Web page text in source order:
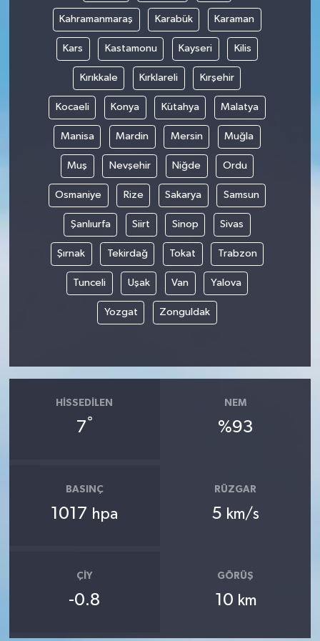
Kahramanmaraş Karabük Karaman
Kars Kastamonu Kayseri Kilis
Kırıkkale Kırklareli Kırşehir
Kocaeli Konya Kütahya Malatya
Manisa Mardin Mersin Muğla
Muş Nevşehir Niğde Ordu
Osmaniye Rize Sakarya Samsun
Şanlıurfa Siirt Sinop Sivas
Şırnak Tekirdağ Tokat Trabzon
Tunceli Uşak Van Yalova
Yozgat Zonguldak
HISSEDILEN
7°
NEM
%93
BASINÇ
1017 hpa
RÜZGAR
5 km/s
ÇIY
-0.8
GÖRÜŞ
10 km